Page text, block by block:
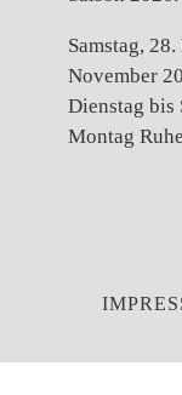
Samstag,
November
Dienstag bis
Montag